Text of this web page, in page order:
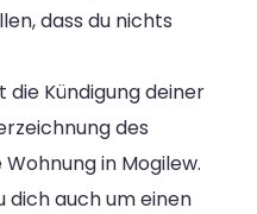
dass du nichts
die Kündigung deiner
des
in Mogilew.
dich auch um einen